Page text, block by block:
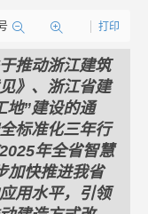
打印
推动浙江建筑
》、浙江省建
地”建设的通
标准化三年行
年全省智慧
加快推进我省
用水平，引领